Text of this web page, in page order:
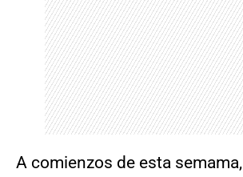
A comienzos de esta semama,